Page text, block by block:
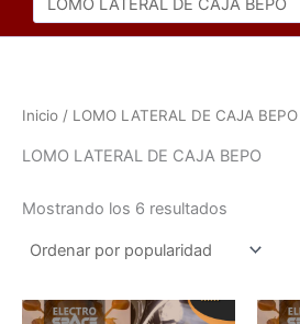
Inicio / LOMO LATERAL DE CAJA BEPO
LOMO LATERAL DE CAJA BEPO
Mostrando los 6 resultados